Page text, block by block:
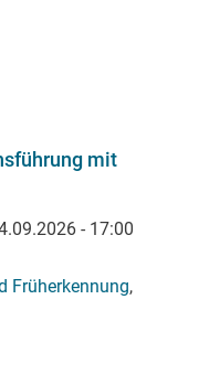
mit
- 17:00
Früherkennung,